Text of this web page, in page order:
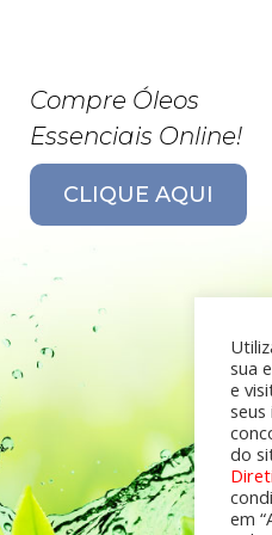
Compre Óleos
Essenciais Online!
CLIQUE AQUI
sua
e
seus
do
em